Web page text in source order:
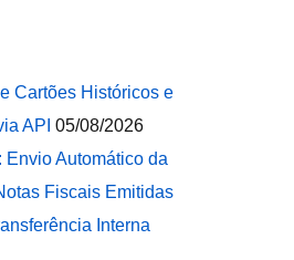
Cartões Históricos e
API 05/08/2026
Envio Automático da
Fiscais Emitidas
Interna